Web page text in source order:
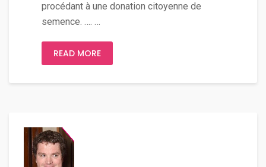
procédant à une donation citoyenne de
semence. …. …
READ MORE